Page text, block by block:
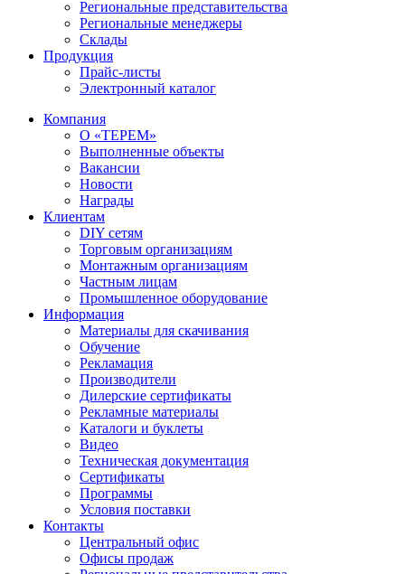
Региональные представительства
Региональные менеджеры
Склады
Продукция
Прайс-листы
Электронный каталог
Компания
О «ТЕРЕМ»
Выполненные объекты
Вакансии
Новости
Награды
Клиентам
DIY сетям
Торговым организациям
Монтажным организациям
Частным лицам
Промышленное оборудование
Информация
Материалы для скачивания
Обучение
Рекламация
Производители
Дилерские сертификаты
Рекламные материалы
Каталоги и буклеты
Видео
Техническая документация
Сертификаты
Программы
Условия поставки
Контакты
Центральный офис
Офисы продаж